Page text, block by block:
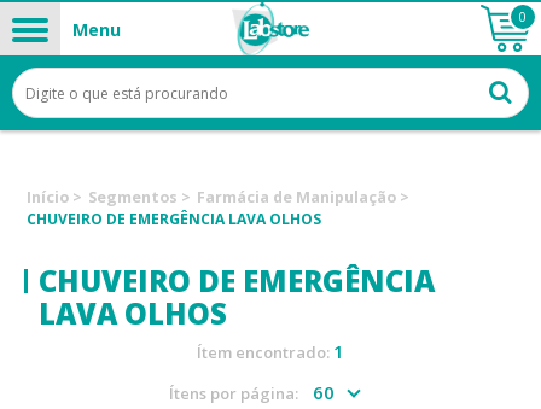
Menu
0
Início > Segmentos > Farmácia de Manipulação >
CHUVEIRO DE EMERGÊNCIA LAVA OLHOS
CHUVEIRO DE EMERGÊNCIA
LAVA OLHOS
Ítem encontrado: 1
Ítens por página: